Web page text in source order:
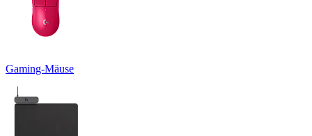
Gaming-Mäuse